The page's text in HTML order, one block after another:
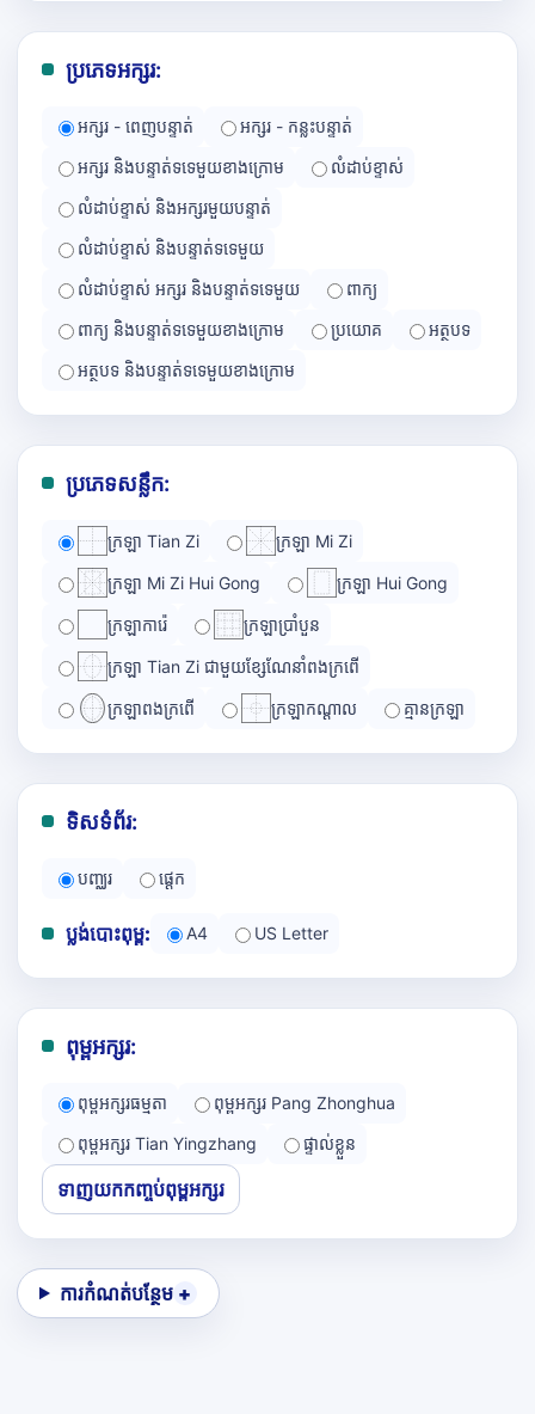
ប្រភេទអក្សរ:
អក្សរ - ពេញបន្ទាត់
អក្សរ - កន្លះបន្ទាត់
អក្សរ និងបន្ទាត់ទទេមួយខាងក្រោម
លំដាប់ខ្ទាស់
លំដាប់ខ្ទាស់ និងអក្សរមួយបន្ទាត់
លំដាប់ខ្ទាស់ និងបន្ទាត់ទទេមួយ
លំដាប់ខ្ទាស់ អក្សរ និងបន្ទាត់ទទេមួយ
ពាក្យ
ពាក្យ និងបន្ទាត់ទទេមួយខាងក្រោម
ប្រយោគ
អត្ថបទ
អត្ថបទ និងបន្ទាត់ទទេមួយខាងក្រោម
ប្រភេទសន្លឹក:
ក្រឡា Tian Zi ក្រឡា Mi Zi
ក្រឡា Mi Zi Hui Gong ក្រឡា Hui Gong
ក្រឡាការ៉េ ក្រឡាប្រាំបួន
ក្រឡា Tian Zi ជាមួយខ្សែណែនាំពងក្រពើ
ក្រឡាពងក្រពើ ក្រឡាកណ្ដាល គ្មានក្រឡា
ទិសទំព័រ:
បញ្ឈរ ផ្ដេក
ប្លង់បោះពុម្ព: A4 US Letter
ពុម្ពអក្សរ:
ពុម្ពអក្សរធម្មតា
ពុម្ពអក្សរ Pang Zhonghua
ពុម្ពអក្សរ Tian Yingzhang
ផ្ទាល់ខ្លួន
ទាញយកកញ្ចប់ពុម្ពអក្សរ
ការកំណត់បន្ថែម